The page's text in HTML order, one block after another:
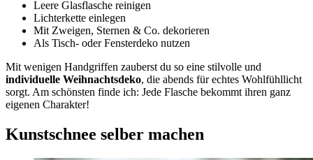
Leere Glasflasche reinigen
Lichterkette einlegen
Mit Zweigen, Sternen & Co. dekorieren
Als Tisch- oder Fensterdeko nutzen
Mit wenigen Handgriffen zauberst du so eine stilvolle und
individuelle Weihnachtsdeko, die abends für echtes Wohlfühllicht
sorgt. Am schönsten finde ich: Jede Flasche bekommt ihren ganz
eigenen Charakter!
Kunstschnee selber machen